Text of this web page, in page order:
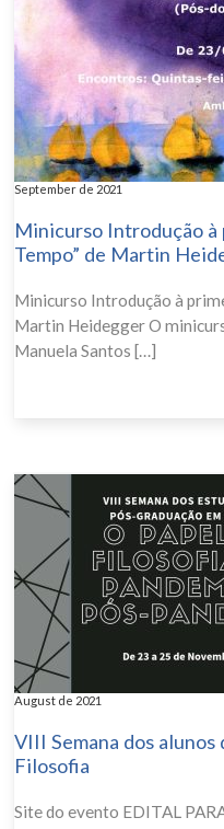
September de 2021
Minicurso Introdução à
Tempo” de Martin
Minicurso Introdução à
Martin Heidegger O
Manuela Santos […]
August de 2021
VIII Semana dos
Filosofia
Site do evento EDITAL